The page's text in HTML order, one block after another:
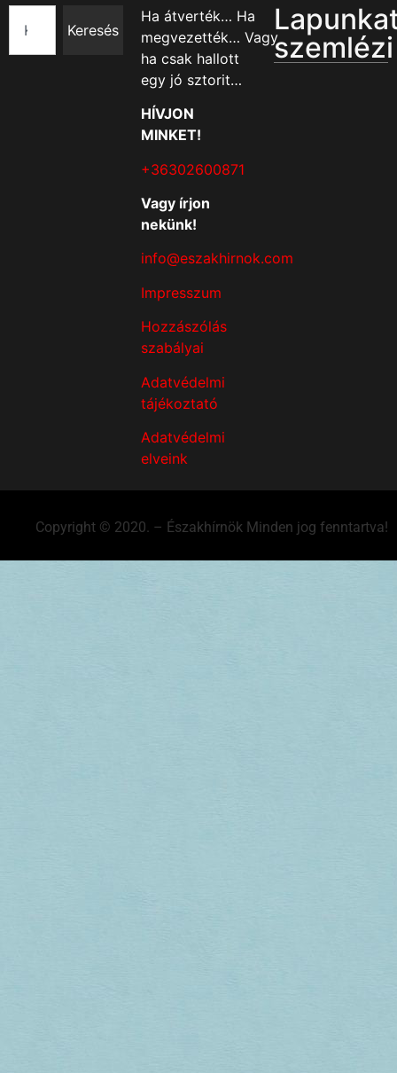
Keresés
Ha átverték… Ha
megvezették… Vagy
ha csak hallott
egy jó sztorit…
HÍVJON
MINKET!
+36302600871
Vagy írjon
nekünk!
info@eszakhirnok.com
Impresszum
Hozzászólás
szabályai
Adatvédelmi
tájékoztató
Adatvédelmi
elveink
szemlézi
Copyright © 2020. – Északhírnök Minden jog fenntartva!